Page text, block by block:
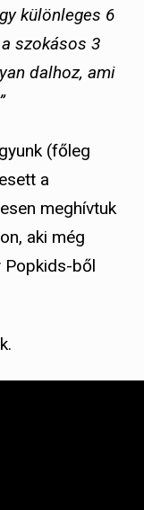
különleges 6
szokásos 3
dalhoz, ami
(főleg
a
meghívtuk
aki még
Popkids-ből